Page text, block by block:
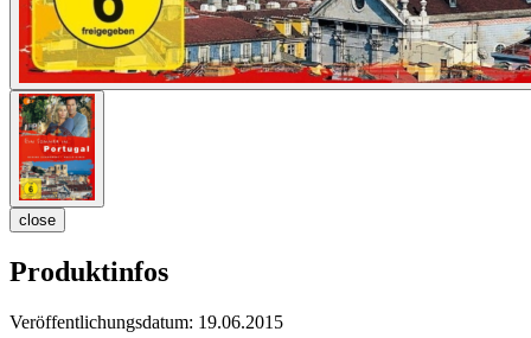
close
Produktinfos
Veröffentlichungsdatum: 19.06.2015